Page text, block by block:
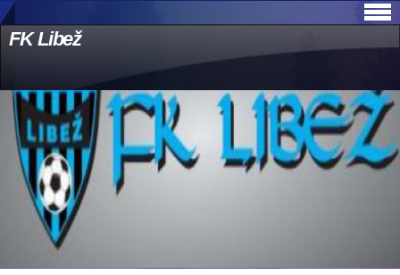
FK Libež